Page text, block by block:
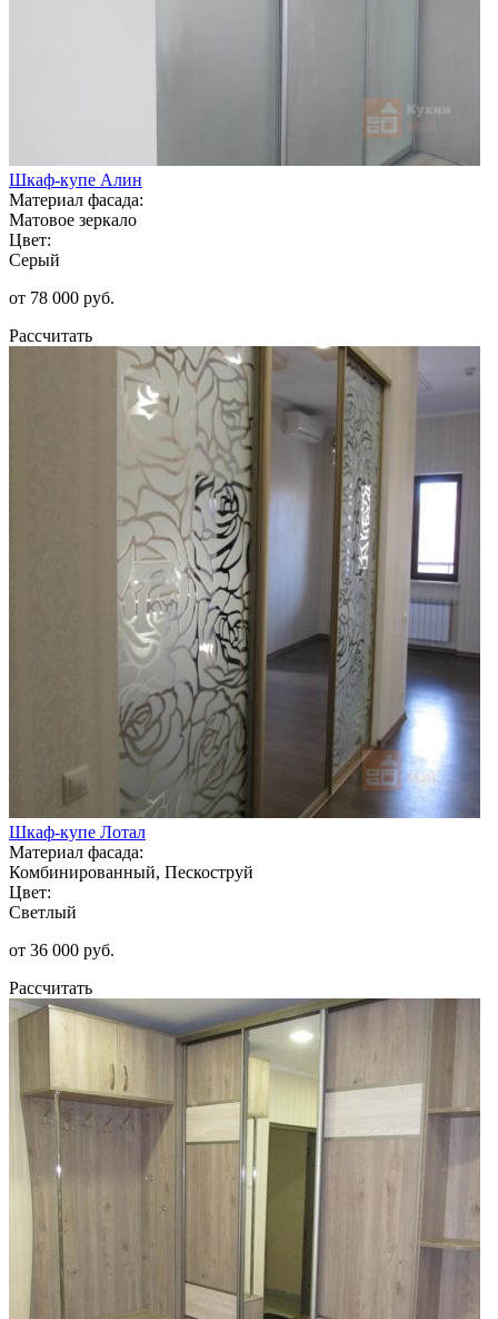
Шкаф-купе Алин
Материал фасада:
Матовое зеркало
Цвет:
Серый
от 78 000 руб.
Рассчитать
Шкаф-купе Лотал
Материал фасада:
Комбинированный, Пескоструй
Цвет:
Светлый
от 36 000 руб.
Рассчитать